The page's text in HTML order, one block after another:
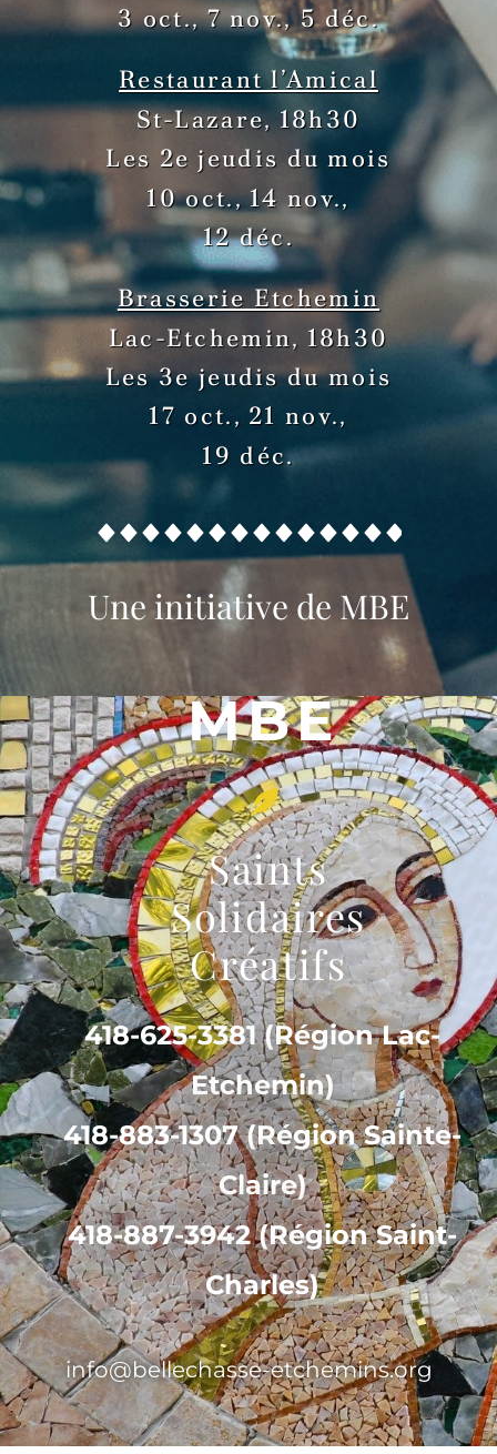
3 oct., 7 nov.,5 déc.
Restaurant l’Amical
St-Lazare, 18h30
Les 2e jeudis du mois
10 oct., 14 nov.,
12 déc.
Brasserie Etchemin
Lac-Etchemin, 18h30
Les 3e jeudis du mois
17 oct., 21 nov.,
19 déc.
Une initiative de MBE
MBE
Saints
Solidaires
Créatifs
418-625-3381 (Région Lac-
Etchemin)
418-883-1307 (Région Sainte-
Claire)
418-887-3942 (Région Saint-
Charles)
info@bellechasse-etchemins.org